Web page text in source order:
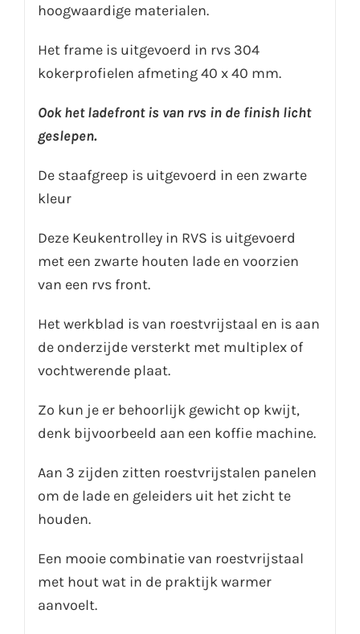
hoogwaardige materialen.
Het frame is uitgevoerd in rvs 304
kokerprofielen afmeting 40 x 40 mm.
Ook het ladefront is van rvs in de finish licht
geslepen.
De staafgreep is uitgevoerd in een zwarte
kleur
Deze Keukentrolley in RVS is uitgevoerd
met een zwarte houten lade en voorzien
van een rvs front.
Het werkblad is van roestvrijstaal en is aan
de onderzijde versterkt met multiplex of
vochtwerende plaat.
Zo kun je er behoorlijk gewicht op kwijt,
denk bijvoorbeeld aan een koffie machine.
Aan 3 zijden zitten roestvrijstalen panelen
om de lade en geleiders uit het zicht te
houden.
Een mooie combinatie van roestvrijstaal
met hout wat in de praktijk warmer
aanvoelt.